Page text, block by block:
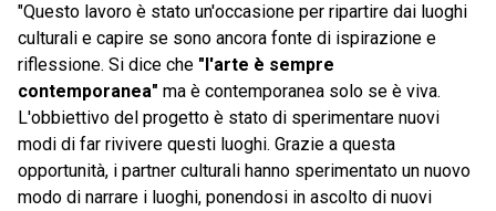
"Questo lavoro è stato un'occasione per ripartire dai luoghi
culturali e capire se sono ancora fonte di ispirazione e
riflessione. Si dice che "l'arte è sempre
contemporanea" ma è contemporanea solo se è viva.
L'obbiettivo del progetto è stato di sperimentare nuovi
modi di far rivivere questi luoghi. Grazie a questa
opportunità, i partner culturali hanno sperimentato un nuovo
modo di narrare i luoghi, ponendosi in ascolto di nuovi